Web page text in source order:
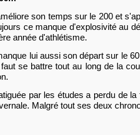
son temps sur le 200 et
ce manque d'explosivité au
année d'athlétisme.
lui aussi son départ sur le
se battre tout au long de la
par les études a perdu de
Malgré tout ses deux